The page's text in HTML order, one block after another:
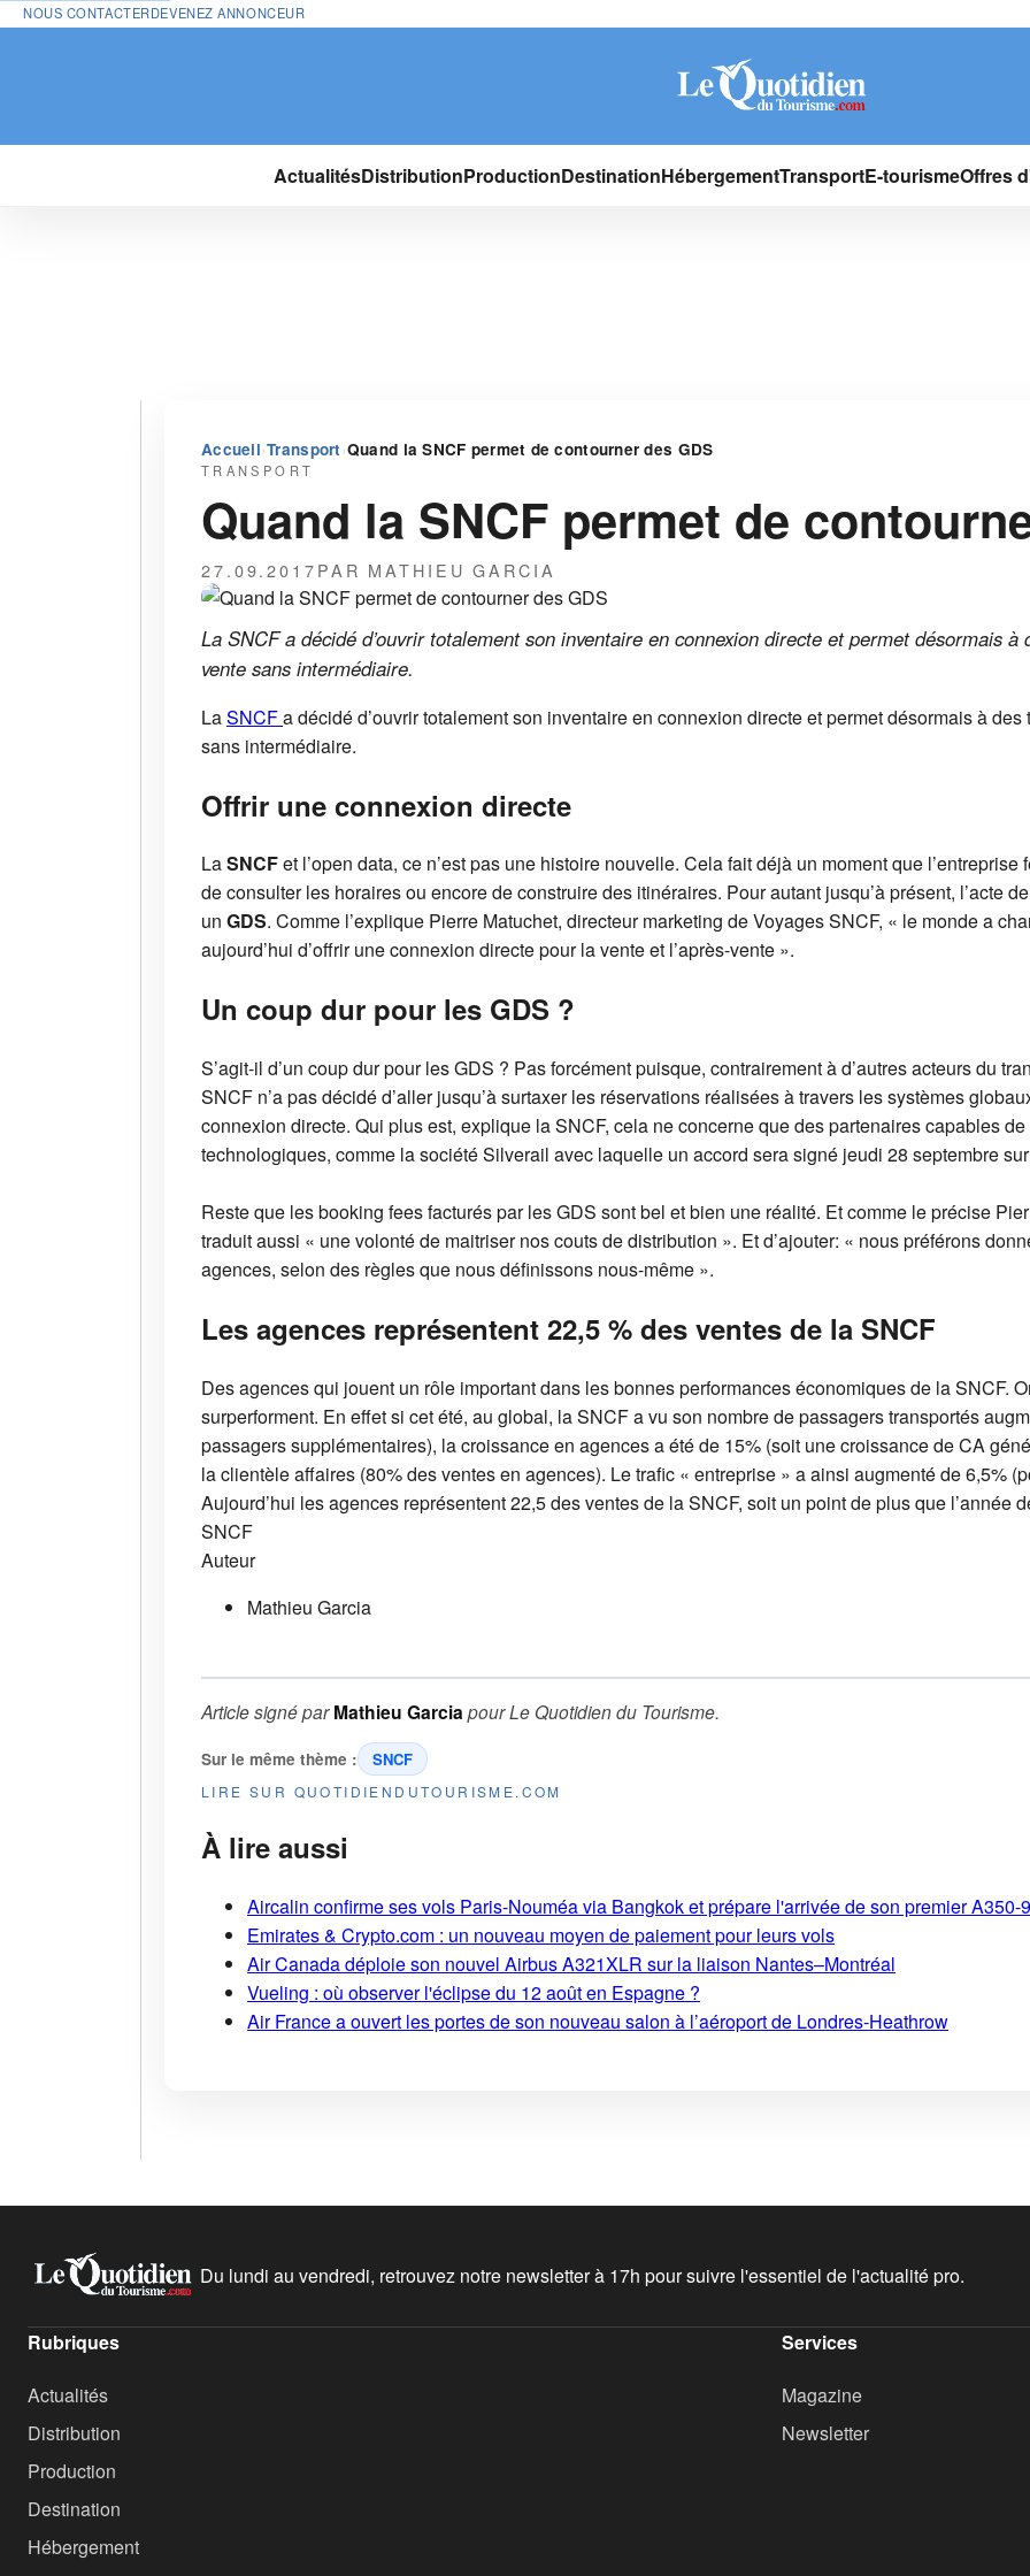
NOUS CONTACTERDEVENEZ ANNONCEUR
ActualitésDistributionProductionDestinationHébergementTransportE-tourismeOffres
Accueil›Transport ›Quand la SNCF permet de contourner des GDS
TRANSPORT
Quand la SNCF permet de
27.09.2017PAR MATHIEU GARCIA
La SNCF a décidé d’ouvrir totalement son inventaire en connexion directe et permet désormais
vente sans intermédiaire.
LaSNCFa décidé d’ouvrir totalement son inventaire en connexion directe et permet désormais à
sans intermédiaire.
Offrir une connexion directe
LaSNCFet l’open data, ce n’est pas une histoire nouvelle. Cela fait déjà un moment que
de consulter les horaires ou encore de construire des itinéraires. Pour autant jusqu’à présent, l’acte
un GDS. Comme l’explique Pierre Matuchet, directeur marketing de Voyages SNCF, « le monde a
aujourd’hui d’offrir une connexion directe pour la vente et l’après-vente ».
Un coup dur pour les GDS ?
S’agit-il d’un coup dur pour les GDS ? Pas forcément puisque, contrairement à d’autres acteurs du
SNCF n’a pas décidé d’aller jusqu’à surtaxer les réservations réalisées à travers les systèmes
connexion directe. Qui plus est, explique la SNCF, cela ne concerne que des partenaires capables
technologiques, comme la société Silverail avec laquelle un accord sera signé jeudi 28 septembre
Reste que les booking fees facturés par les GDS sont bel et bien une réalité. Et comme le précise
traduit aussi « une volonté de maitriser nos couts de distribution ». Et d’ajouter: « nous préférons
agences, selon des règles que nous définissons nous-même ».
Les agences représentent 22,5 % des ventes de la SNCF
Des agences qui jouent un rôle important dans les bonnes performances économiques de la SNCF.
surperforment. En effet si cet été, au global, la SNCF a vu son nombre de passagers transportés
passagers supplémentaires), la croissance en agences a été de 15% (soit une croissance de CA
la clientèle affaires (80% des ventes en agences). Le trafic « entreprise » a ainsi augmenté de 6,5%
Aujourd’hui les agences représentent 22,5 des ventes de la SNCF, soit un point de plus que l’année
SNCF
Auteur
Mathieu Garcia
Article signé parMathieu Garcia pourLe Quotidien du Tourisme.
Sur le même thème : SNCF
LIRE SUR QUOTIDIENDUTOURISME.COM
À lire aussi
Aircalin confirme ses vols Paris-Nouméa via Bangkok et prépare l'arrivée de son premier A350-
Emirates & Crypto.com : un nouveau moyen de paiement pour leurs vols
Air Canada déploie son nouvel Airbus A321XLR sur la liaison Nantes–Montréal
Vueling : où observer l'éclipse du 12 août en Espagne ?
Air France a ouvert les portes de son nouveau salon à l’aéroport de Londres-Heathrow
Du lundi au vendredi, retrouvez notre newsletter à 17h pour suivre l'essentiel de l'actualité pro.
Rubriques
Actualités
Distribution
Production
Destination
Hébergement
Services
Magazine
Newsletter